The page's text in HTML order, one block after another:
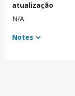
atualização
N/A
Notes